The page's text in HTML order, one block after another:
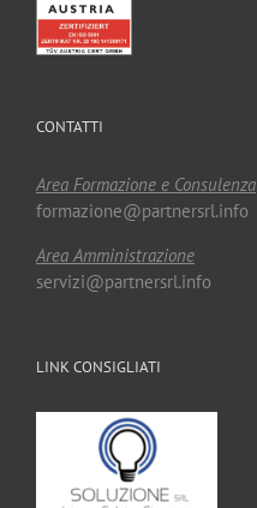
CONTATTI
Area Formazione e Consulenza
formazione@partnersrl.info
Area Amministrazione
servizi@partnersrl.info
LINK CONSIGLIATI